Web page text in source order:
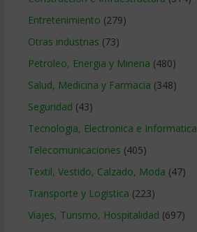
Entretenimiento (279)
Otras industrias (73)
Petroleo, Energia y Mineria (480)
Salud, Medicina y Farmacia (348)
Seguridad (43)
Tecnologia, Electronica e Informatica
Telecomunicaciones (405)
Textil, Vestido, Calzado, Moda (47)
Transporte y Logistica (223)
Viajes, Turismo, Hospitalidad (697)